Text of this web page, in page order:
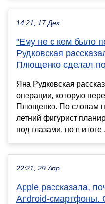
14:21, 17 Дек
"Ему не с кем было
Рудковская
Плющенко сделал
Яна Рудковская
операции, которую
Плющенко. По словам
летний фигурист
под глазами, но в итоге
22:21, 29 Апр
Apple рассказала,
Android-смартфоны.